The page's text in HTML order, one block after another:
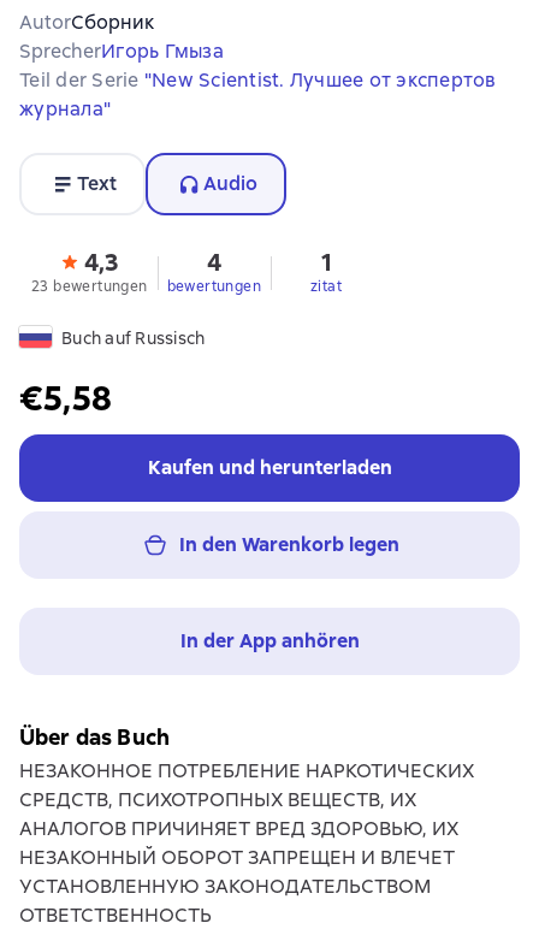
AutorСборник
SprecherИгорь Гмыза
Teil der Serie "New Scientist. Лучшее от экспертов
журнала"
Text Audio
4,3
23 bewertungen
4
bewertungen
1
zitat
Buch auf Russisch
€5,58
Kaufen und herunterladen
In den Warenkorb legen
In der App anhören
Über das Buch
НЕЗАКОННОЕ ПОТРЕБЛЕНИЕ НАРКОТИЧЕСКИХ
СРЕДСТВ, ПСИХОТРОПНЫХ ВЕЩЕСТВ, ИХ
АНАЛОГОВ ПРИЧИНЯЕТ ВРЕД ЗДОРОВЬЮ, ИХ
НЕЗАКОННЫЙ ОБОРОТ ЗАПРЕЩЕН И ВЛЕЧЕТ
УСТАНОВЛЕННУЮ ЗАКОНОДАТЕЛЬСТВОМ
ОТВЕТСТВЕННОСТЬ